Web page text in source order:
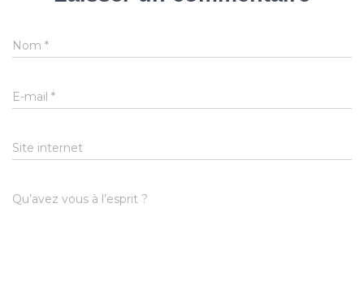
Nom *
E-mail *
Site internet
Qu’avez vous à l’esprit ?